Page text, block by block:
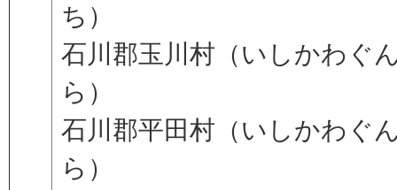
ち）
石川郡玉川村（いしかわぐ
ら）
石川郡平田村（いしかわぐ
ら）